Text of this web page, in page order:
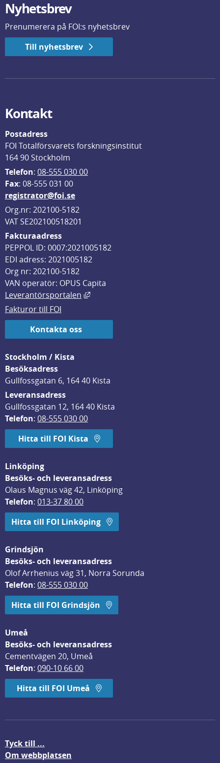
Nyhetsbrev
Prenumerera på FOI:s nyhetsbrev
Till nyhetsbrev
Kontakt
Postadress
FOI Totalförsvarets forskningsinstitut
164 90 Stockholm
Telefon: 08-555 030 00
Fax: 08-555 031 00
registrator@foi.se
Org.nr: 202100-5182
VAT SE202100518201
Fakturaadress
PEPPOL ID: 0007:2021005182
EDI adress: 2021005182
Org nr: 202100-5182
VAN operatör: OPUS Capita
Leverantörsportalen
Länk till annan webbplats, öppnas
Fakturor till FOI
Kontakta oss
Stockholm / Kista
Besöksadress
Gullfossgatan 6, 164 40 Kista
Leveransadress
Gullfossgatan 12, 164 40 Kista
Telefon: 08-555 030 00
Hitta till FOI Kista
Linköping
Besöks- och leveransadress
Olaus Magnus väg 42, Linköping
Telefon: 013-37 80 00
Hitta till FOI Linköping
Grindsjön
Besöks- och leveransadress
Olof Arrhenius väg 31, Norra Sorunda
Telefon: 08-555 030 00
Hitta till FOI Grindsjön
Umeå
Besöks- och leveransadress
Cementvägen 20, Umeå
Telefon: 090-10 66 00
Hitta till FOI Umeå
Tyck till ...
Om webbplatsen